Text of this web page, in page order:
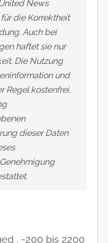
News
die Korrektheit
Auch bei
haftet sie nur
Die Nutzung
und
Regel kostenfrei.
dieser Daten
, -200 bis 2200